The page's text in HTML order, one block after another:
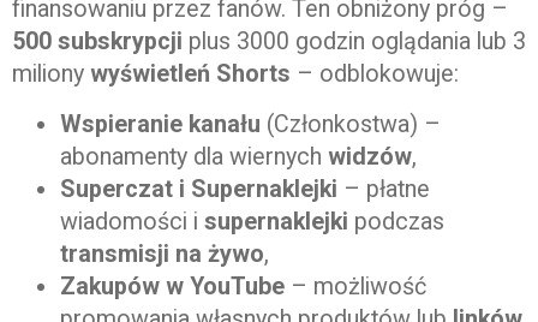
finansowaniu przez fanów. Ten obniżony próg –
500 subskrypcji plus 3000 godzin oglądania lub 3
miliony wyświetleń Shorts – odblokowuje:
Wspieranie kanału (Członkostwa) –
abonamenty dla wiernych widzów,
Superczat i Supernaklejki – płatne
wiadomości i supernaklejki podczas
transmisji na żywo,
Zakupów w YouTube – możliwość